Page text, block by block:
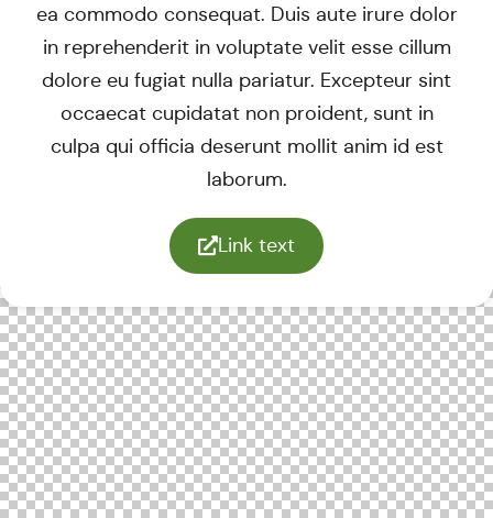
ea commodo consequat. Duis aute irure dolor
in reprehenderit in voluptate velit esse cillum
dolore eu fugiat nulla pariatur. Excepteur sint
occaecat cupidatat non proident, sunt in
culpa qui officia deserunt mollit anim id est
laborum.
Link text